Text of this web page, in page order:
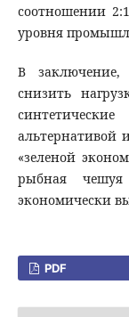
соотношении
уровня
В заключение,
снизить
альтернативой
«зеленой
рыбная
экономически
PDF